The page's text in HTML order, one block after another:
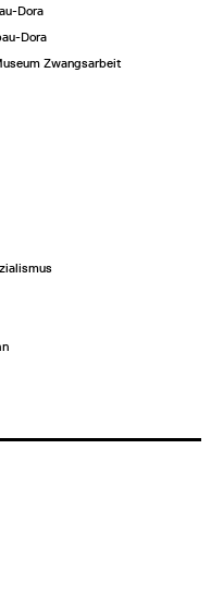
Dora
Dora
Zwangsarbeit im